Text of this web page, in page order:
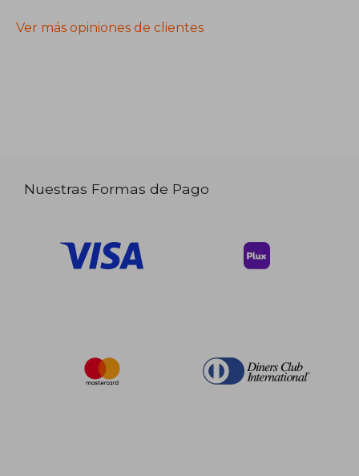
Ver más opiniones de clientes
Nuestras Formas de Pago